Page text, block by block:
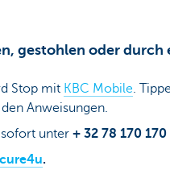
gestohlen oder durch
Stop mit KBC Mobile .
Anweisungen.
sofort unter + 32 78 170 170
.